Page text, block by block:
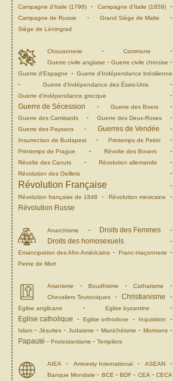
Campagne d'Italie (1796) - Campagne d'Italie (1859)-
Campagne de Russie - Grand Siège de Malte -
Siège de Léningrad
Chouannerie - Commune -
Guerre civile anglaise - Guerre civile chinoise -
Guerre d'Espagne - Guerre d'Indépendance brésilienne
- Guerre d'Indépendance des États-Unis-
Guerre d'indépendance grecque -
Guerre de Sécession -Guerre des Boers -
Guerre des Camisards - Guerre des Deux-Roses -
Guerre des Paysans - Guerres de Vendée -
Insurrection de Budapest - Printemps de Pekin -
Printemps de Prague -Révolte des Boxers -
Révolte des Canuts -Révolution allemande -
Révolution des Oeillets -
Révolution Française -
Révolution française de 1848 - Révolution mexicaine -
Révolution Russe
Anarchisme - Droits des Femmes -
Droits des homosexuels -
Emancipation des Afro-Américains - Franc-maçonnerie -
Peine de Mort
Arianisme -Boudhisme -Catharisme -
Chevaliers Teutoniques -Christianisme -
Eglise anglicane -Eglise byzantine -
Eglise catholique -Eglise orthodoxe - Inquisition -
Islam - Jésuites - Judaisme - Manichéisme - Mormons -
Papauté - Protestantisme - Templiers
AIEA - Amnesty International- ASEAN-
Banque Mondiale - BCE - BDF - CEA - CECA